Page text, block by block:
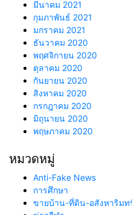
มีนาคม 2021
กุมภาพันธ์ 2021
มกราคม 2021
ธันวาคม 2020
พฤศจิกายน 2020
ตุลาคม 2020
กันยายน 2020
สิงหาคม 2020
กรกฎาคม 2020
มิถุนายน 2020
พฤษภาคม 2020
หมวดหมู่
Anti-Fake News
การศึกษา
ขายบ้าน-ที่ดิน-อสังหาริมท